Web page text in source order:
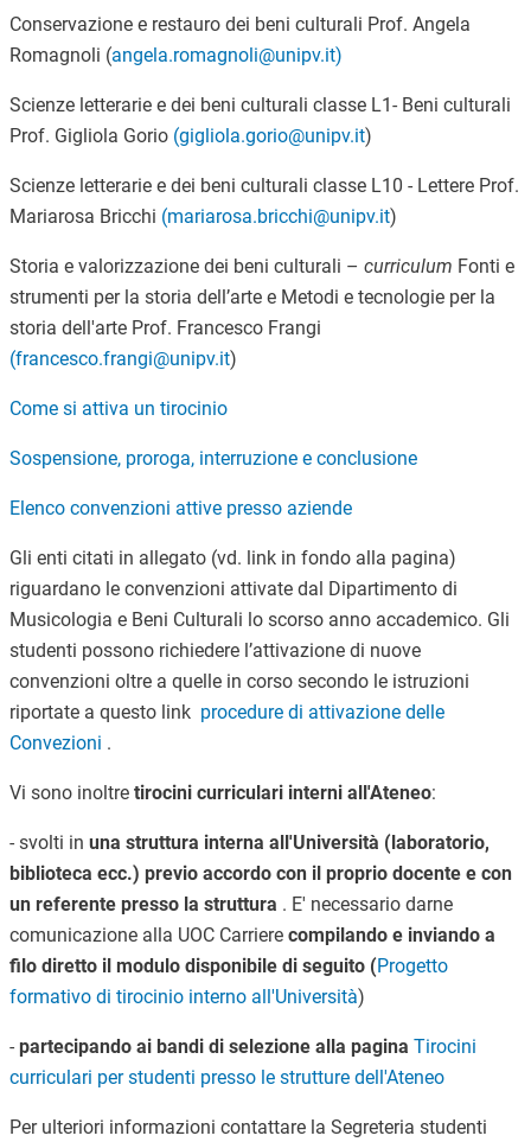
Conservazione e restauro dei beni culturali Prof. Angela
Romagnoli (angela.romagnoli@unipv.it)
Scienze letterarie e dei beni culturali classe L1- Beni culturali
Prof. Gigliola Gorio (gigliola.gorio@unipv.it)
Scienze letterarie e dei beni culturali classe L10 - Lettere Prof.
Mariarosa Bricchi (mariarosa.bricchi@unipv.it)
Storia e valorizzazione dei beni culturali – curriculum Fonti e
strumenti per la storia dell’arte e Metodi e tecnologie per la
storia dell'arte Prof. Francesco Frangi
(francesco.frangi@unipv.it)
Come si attiva un tirocinio
Sospensione, proroga, interruzione e conclusione
Elenco convenzioni attive presso aziende
Gli enti citati in allegato (vd. link in fondo alla pagina)
riguardano le convenzioni attivate dal Dipartimento di
Musicologia e Beni Culturali lo scorso anno accademico. Gli
studenti possono richiedere l’attivazione di nuove
convenzioni oltre a quelle in corso secondo le istruzioni
riportate a questo link procedure di attivazione delle
Convezioni .
Vi sono inoltre tirocini curriculari interni all'Ateneo:
- svolti in una struttura interna all'Università (laboratorio,
biblioteca ecc.) previo accordo con il proprio docente e con
un referente presso la struttura . E' necessario darne
comunicazione alla UOC Carrierecompilando e inviando a
filo diretto il modulo disponibile di seguito (Progetto
formativo di tirocinio interno all'Università)
- partecipando ai bandi di selezione alla pagina Tirocini
curriculari per studenti presso le strutture dell'Ateneo
Per ulteriori informazioni contattare la Segreteria studenti